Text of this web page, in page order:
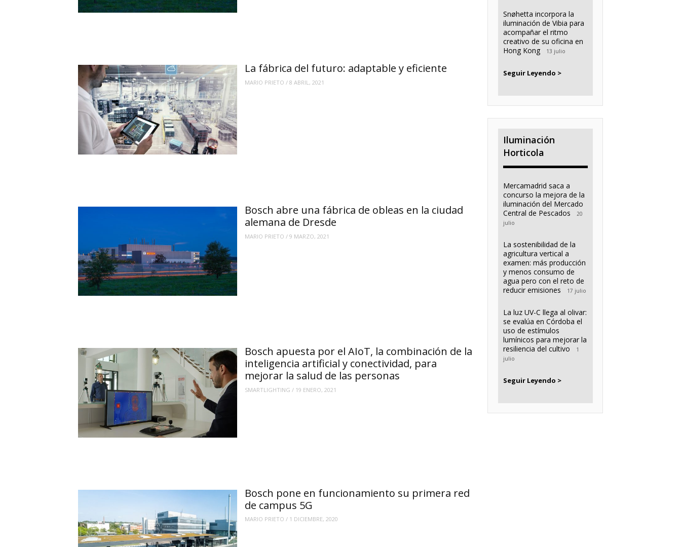
La fábrica del futuro: adaptable y eficiente
MARIO PRIETO / 8 ABRIL, 2021
Bosch abre una fábrica de obleas en la ciudad
alemana de Dresde
MARIO PRIETO / 9 MARZO, 2021
Bosch apuesta por el AIoT, la combinación de la
inteligencia artificial y conectividad, para
mejorar la salud de las personas
SMARTLIGHTING / 19 ENERO, 2021
Bosch pone en funcionamiento su primera red
de campus 5G
MARIO PRIETO / 1 DICIEMBRE, 2020
Snøhetta incorpora la
iluminación de Vibia para
acompañar el ritmo
creativo de su oficina en
Hong Kong
13 julio
Seguir Leyendo >
Iluminación
Horticola
Mercamadrid saca a
concurso la mejora de la
iluminación del Mercado
Central de Pescados
20
julio
La sostenibilidad de la
agricultura vertical a
examen: más producción
y menos consumo de
agua pero con el reto de
reducir emisiones
17 julio
La luz UV-C llega al olivar:
se evalúa en Córdoba el
uso de estímulos
lumínicos para mejorar la
resiliencia del cultivo
1
julio
Seguir Leyendo >